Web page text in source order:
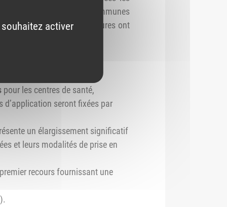
national et aux communes
1er juillet 2027. Ces mesures ont
pour les centres de santé,
d’application seront fixées par
un élargissement significatif
et leurs modalités de prise en
recours fournissant une
activer